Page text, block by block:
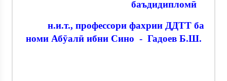
баъдидипломӣ
н.и.т., профессори фахрии ДДТТ ба
номи Абӯалӣ ибни Сино - Гадоев Б.Ш.